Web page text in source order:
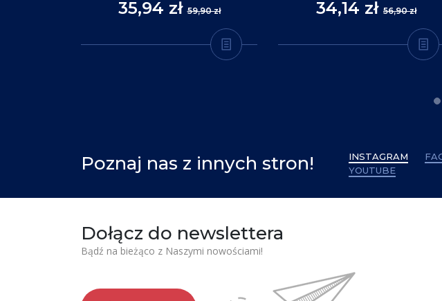
35,94 zł59,90 zł 34,14 zł 56,90 zł
Poznaj nas z innych stron! INSTAGRAM
YOUTUBE
Dołącz do newslettera
Bądź na bieżąco z Naszymi nowościami!